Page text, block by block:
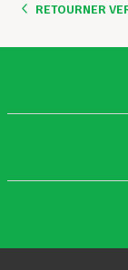
RETOURNER